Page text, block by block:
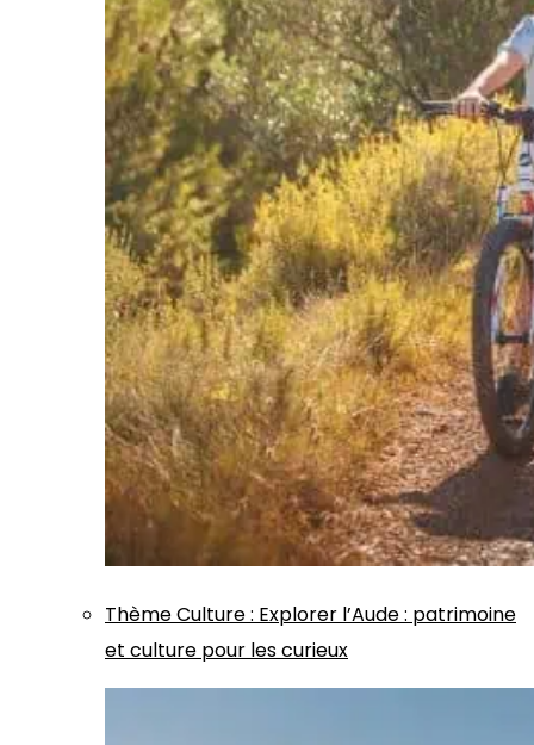
ThèmeCulture: Explorer l’Aude : patrimoine
et culture pour les curieux